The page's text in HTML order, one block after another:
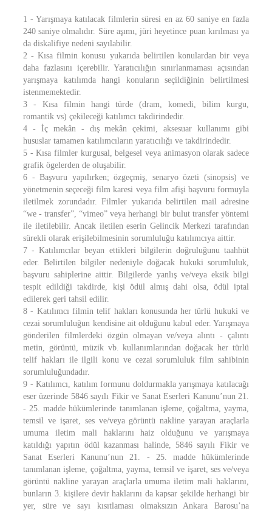
1 - Yarışmaya katılacak filmlerin süresi en az 60 saniye en fazla
240 saniye olmalıdır. Süre aşımı, jüri heyetince puan kırılması ya
da diskalifiye nedeni sayılabilir.
2 - Kısa filmin konusu yukarıda belirtilen konulardan bir veya
daha fazlasını içerebilir. Yaratıcılığın sınırlanmaması açısından
yarışmaya katılımda hangi konuların seçildiğinin belirtilmesi
istenmemektedir.
3 - Kısa filmin hangi türde (dram, komedi, bilim kurgu,
romantik vs) çekileceği katılımcı takdirindedir.
4 - İç mekân - dış mekân çekimi, aksesuar kullanımı gibi
hususlar tamamen katılımcıların yaratıcılığı ve takdirindedir.
5 - Kısa filmler kurgusal, belgesel veya animasyon olarak sadece
grafik ögelerden de oluşabilir.
6 - Başvuru yapılırken; özgeçmiş, senaryo özeti (sinopsis) ve
yönetmenin seçeceği film karesi veya film afişi başvuru formuyla
iletilmek zorundadır. Filmler yukarıda belirtilen mail adresine
“we - transfer”, “vimeo” veya herhangi bir bulut transfer yöntemi
ile iletilebilir. Ancak iletilen eserin Gelincik Merkezi tarafından
sürekli olarak erişilebilmesinin sorumluluğu katılımcıya aittir.
7 - Katılımcılar beyan ettikleri bilgilerin doğruluğunu taahhüt
eder. Belirtilen bilgiler nedeniyle doğacak hukuki sorumluluk,
başvuru sahiplerine aittir. Bilgilerde yanlış ve/veya eksik bilgi
tespit edildiği takdirde, kişi ödül almış dahi olsa, ödül iptal
edilerek geri tahsil edilir.
8 - Katılımcı filmin telif hakları konusunda her türlü hukuki ve
cezai sorumluluğun kendisine ait olduğunu kabul eder. Yarışmaya
gönderilen filmlerdeki özgün olmayan ve/veya alıntı - çalıntı
metin, görüntü, müzik vb. kullanımlarından doğacak her türlü
telif hakları ile ilgili konu ve cezai sorumluluk film sahibinin
sorumluluğundadır.
9 - Katılımcı, katılım formunu doldurmakla yarışmaya katılacağı
eser üzerinde 5846 sayılı Fikir ve Sanat Eserleri Kanunu’nun 21.
- 25. madde hükümlerinde tanımlanan işleme, çoğaltma, yayma,
temsil ve işaret, ses ve/veya görüntü nakline yarayan araçlarla
umuma iletim mali haklarını haiz olduğunu ve yarışmaya
katıldığı yapıtın ödül kazanması halinde, 5846 sayılı Fikir ve
Sanat Eserleri Kanunu’nun 21. - 25. madde hükümlerinde
tanımlanan işleme, çoğaltma, yayma, temsil ve işaret, ses ve/veya
görüntü nakline yarayan araçlarla umuma iletim mali haklarını,
bunların 3. kişilere devir haklarını da kapsar şekilde herhangi bir
yer, süre ve sayı kısıtlaması olmaksızın Ankara Barosu’na